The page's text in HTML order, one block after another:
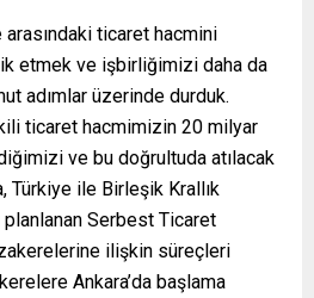
ticaret hacmini
etmek ve işbirliğimizi daha da
adımlar üzerinde durduk.
ticaret hacmimizin 20 milyar
ve bu doğrultuda atılacak
Türkiye ile Birleşik Krallık
Serbest Ticaret
ilişkin süreçleri
Ankara’da başlama